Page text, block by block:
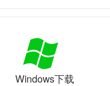
Windows下载